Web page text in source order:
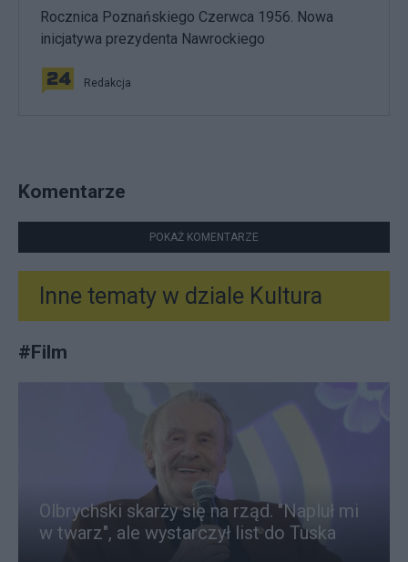
Rocznica Poznańskiego Czerwca 1956. Nowa
inicjatywa prezydenta Nawrockiego
Redakcja
Komentarze
POKAŻ KOMENTARZE
Inne tematy w dziale Kultura
#Film
Olbrychski skarży się na rząd. "Napluł mi
w twarz", ale wystarczył list do Tuska